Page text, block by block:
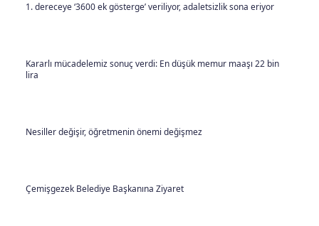
1. dereceye ‘3600 ek gösterge’ veriliyor, adaletsizlik sona eriyor
Kararlı mücadelemiz sonuç verdi: En düşük memur maaşı 22 bin
lira
Nesiller değişir, öğretmenin önemi değişmez
Çemişgezek Belediye Başkanına Ziyaret